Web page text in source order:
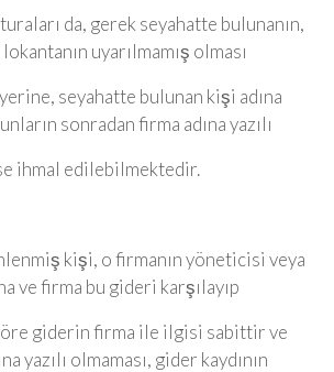
da, gerek seyahatte bulunanın,
uyarılmamış olması
seyahatte bulunan kişi adına
sonradan firma adına yazılı
ihmal edilebilmektedir.
kişi, o firmanın yöneticisi veya
ve firma bu gideri karşılayıp
göre giderin firma ile ilgisi sabittir ve
yazılı olmaması, gider kaydının